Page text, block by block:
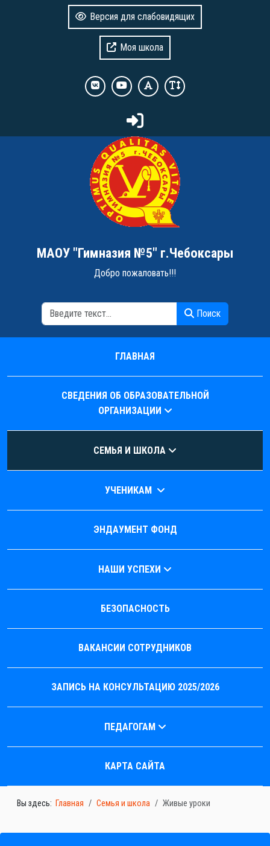
Версия для слабовидящих
Моя школа
МАОУ "Гимназия №5" г.Чебоксары
Добро пожаловать!!!
Поиск
ГЛАВНАЯ
СВЕДЕНИЯ ОБ ОБРАЗОВАТЕЛЬНОЙ
ОРГАНИЗАЦИИ
СЕМЬЯ И ШКОЛА
УЧЕНИКАМ
ЭНДАУМЕНТ ФОНД
НАШИ УСПЕХИ
БЕЗОПАСНОСТЬ
ВАКАНСИИ СОТРУДНИКОВ
ЗАПИСЬ НА КОНСУЛЬТАЦИЮ 2025/2026
ПЕДАГОГАМ
КАРТА САЙТА
Вы здесь: Главная Семья и школа Живые уроки